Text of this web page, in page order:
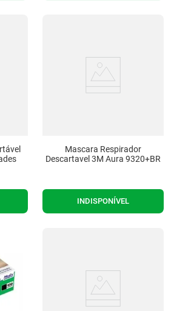
Mascara Respirador
Descartavel 3M Aura 9320+BR
INDISPONÍVEL